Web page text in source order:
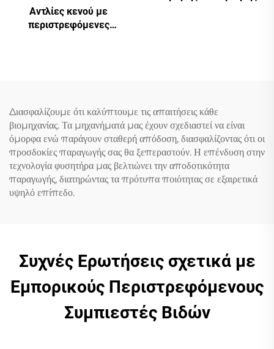
Αντλίες κενού με
περιστρεφόμενες
Διασφαλίζουμε ότι καλύπτουμε τις απαιτήσεις κάθε
βιομηχανίας. Τα μηχανήματά μας έχουν σχεδιαστεί να είναι
όμορφα ενώ παράγουν σταθερή απόδοση, διασφαλίζοντας ότι οι
προσδοκίες παραγωγής σας θα ξεπεραστούν. Η επένδυση στην
τεχνολογία φυσητήρα μας βελτιώνει την αποδοτικότητα
παραγωγής, διατηρώντας τα πρότυπα ποιότητας σε εξαιρετικά
υψηλό επίπεδο.
Συχνές Ερωτήσεις σχετικά με
Εμπορικούς Περιστρεφόμενους
Συμπιεστές Βιδών